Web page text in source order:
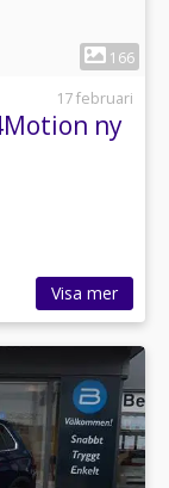
166
17 februari
ny
Visa mer